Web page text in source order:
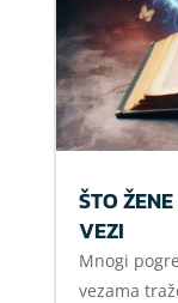
ŠTO
VEZI
Mnogi
vezama